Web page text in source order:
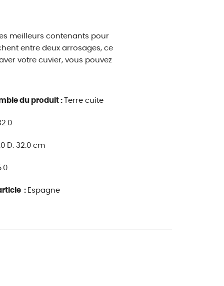
meilleurs contenants pour
entre deux arrosages, ce
votre cuvier, vous pouvez
du produit : Terre cuite
D. 32.0 cm
: Espagne